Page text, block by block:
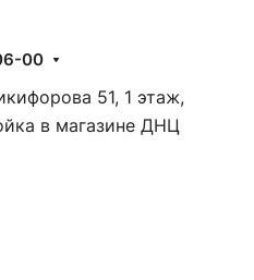
00
51, 1 этаж,
в магазине ДНЦ